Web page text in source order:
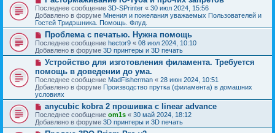
и
е
б
щ
е
н
и
е
с
о
о
б
щ
е
н
и
е
о
в
о
е
о
о
б
щ
е
н
и
е
Последнее сообщение 3D-SPrinter « 30 июл 2024, 15:56
Добавлено в форуме Мнения и пожелания уважаемых Пользователей и
Гостей Тридэшника. Помощь. Флуд.
Н
о
в
о
е
с
о
о
б
щ
е
н
и
е
Проблема с печатью. Нужна помощь
Последнее сообщение hector9 « 08 июл 2024, 10:10
Добавлено в форуме 3D принтеры и 3D печать
Н
в
о
е
с
о
о
б
щ
Устройство для изготовления филамента. Требуется
помощь в доведении до ума.
Последнее сообщение MadFisherman « 28 июн 2024, 10:51
Добавлено в форуме Производство прутка (филамента) в домашних
условиях
Н
о
в
о
anycubic kobra 2 прошивка с linear advance
Последнее сообщение om1s « 30 май 2024, 18:12
Добавлено в форуме 3D принтеры и 3D печать